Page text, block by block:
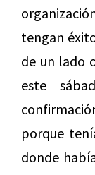
tengan
de un lado
este
porque
donde